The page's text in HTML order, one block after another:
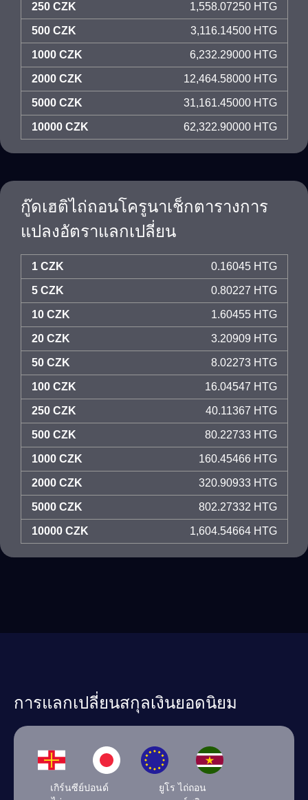
250 CZK 1,558.07250 HTG
500 CZK 3,116.14500 HTG
1000 CZK 6,232.29000 HTG
2000 CZK 12,464.58000 HTG
5000 CZK 31,161.45000 HTG
10000 CZK 62,322.90000 HTG
กู๊ดเฮติไถ่ถอนโครูนาเช็กตารางการ
แปลงอัตราแลกเปลี่ยน
1 CZK 0.16045 HTG
5 CZK 0.80227 HTG
10 CZK 1.60455 HTG
20 CZK 3.20909 HTG
50 CZK 8.02273 HTG
100 CZK 16.04547 HTG
250 CZK 40.11367 HTG
500 CZK 80.22733 HTG
1000 CZK 160.45466 HTG
2000 CZK 320.90933 HTG
5000 CZK 802.27332 HTG
10000 CZK 1,604.54664 HTG
การแลกเปลี่ยนสกุลเงินยอดนิยม
เกิร์นซีย์ปอนด์
ยูโร ไถ่ถอน